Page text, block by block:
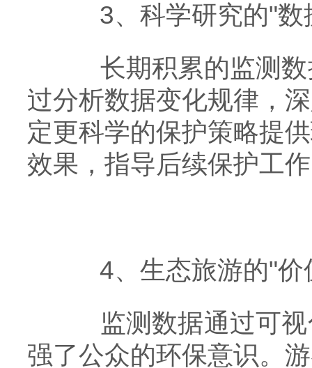
3、​​科学研究的"数
长期积累的监测数
过分析数据变化规律，
定更科学的保护策略提
效果，指导后续保护工
​​4、生态旅游的"价
监测数据通过可视
强了公众的环保意识。